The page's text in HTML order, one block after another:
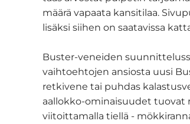
määrä vapaata kansitilaa.
lisäksi siihen on saatavissa
Buster-veneiden
vaihtoehtojen ansiosta uusi
retkivene tai puhdas
aallokko-ominaisuudet tuovat
viitoittamalla tiellä -